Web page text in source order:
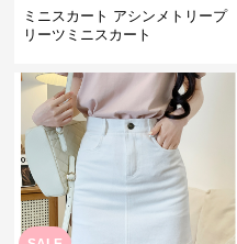
ミニスカート アシンメトリープ
リーツミニスカート